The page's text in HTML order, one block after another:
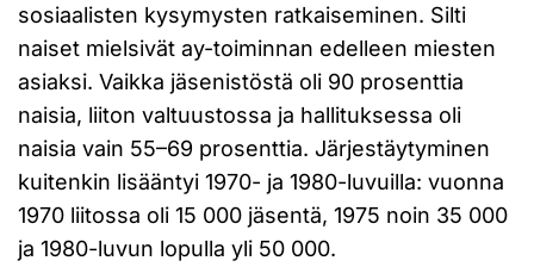
sosiaalisten kysymysten ratkaiseminen. Silti
naiset mielsivät ay-toiminnan edelleen miesten
asiaksi. Vaikka jäsenistöstä oli 90 prosenttia
naisia, liiton valtuustossa ja hallituksessa oli
naisia vain 55–69 prosenttia. Järjestäytyminen
kuitenkin lisääntyi 1970- ja 1980-luvuilla: vuonna
1970 liitossa oli 15 000 jäsentä, 1975 noin 35 000
ja 1980-luvun lopulla yli 50 000.